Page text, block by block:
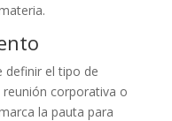
definir el tipo de
corporativa o
la pauta para